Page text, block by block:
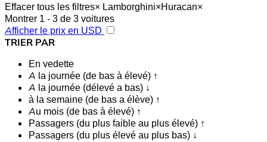
Effacer tous les filtres× Lamborghini×Huracan×
Montrer 1 - 3 de 3 voitures
Afficher le prix en USD
TRIER PAR
En vedette
A la journée (de bas à élevé) ↑
A la journée (délevé a bas) ↓
à la semaine (de bas a élève) ↑
Au mois (de bas à élevé) ↑
Passagers (du plus faible au plus élevé) ↑
Passagers (du plus élevé au plus bas) ↓